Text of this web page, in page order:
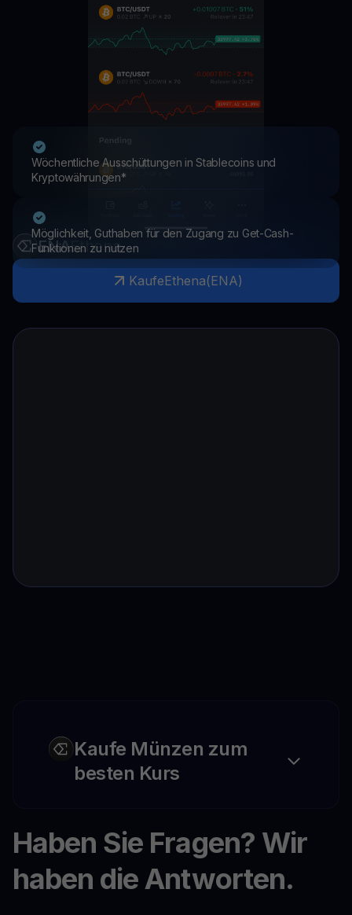
Wöchentliche Ausschüttungen in Stablecoins und
Kryptowährungen*
Möglichkeit, Guthaben für den Zugang zu Get-Cash-
Funktionen zu nutzen
ENAEthena
KaufeEthena(ENA)
Kaufe Münzen zum
besten Kurs
Haben Sie Fragen? Wir
haben die Antworten.